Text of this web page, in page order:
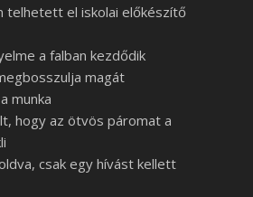
telhetett el iskolai előkészítő
a falban kezdődik
magát
munka
hogy az ötvös páromat a
csak egy hívást kellett